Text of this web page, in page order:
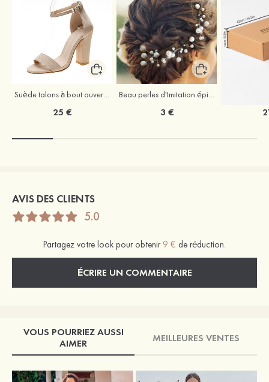
Suède talons à bout ouvert sandales talon bottier chaussures pour les soirées
25 €
Beau perles d'Imitation épingles à cheveux coiffe
3 €
AVIS DES CLIENTS
5.0
Partagez votre look pour obtenir 9 € de réduction.
ÉCRIRE UN COMMENTAIRE
VOUS POURRIEZ AUSSI
AIMER
MEILLEURES VENTES